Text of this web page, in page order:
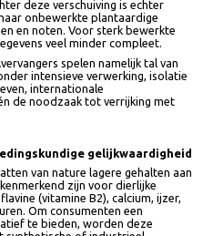
voldoen aan voedingskundige
deze verschuiving is echter
naar onbewerkte plantaardige
en noten. Voor sterk bewerkte
veel minder compleet.
spelen namelijk tal van
intensieve verwerking,
van nature lagere gehalten
zijn voor dierlijke